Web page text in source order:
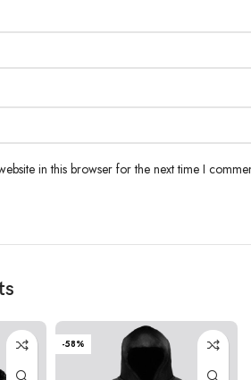
in this browser for the next time I
-58%